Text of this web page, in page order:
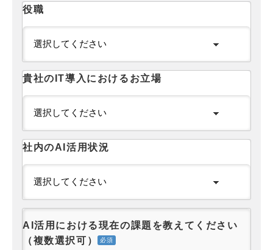
役職
貴社のIT導入におけるお立場
社内のAI活用状況
AI活用における現在の課題を教えてください
（複数選択可）